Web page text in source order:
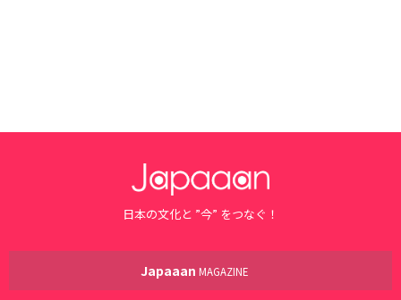
日本の文化と ”今” をつなぐ！
Japaaan MAGAZINE